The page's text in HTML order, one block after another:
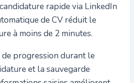
rapide via LinkedIn
de CV réduit le
à moins de 2 minutes.
de progression durant le
et la sauvegarde